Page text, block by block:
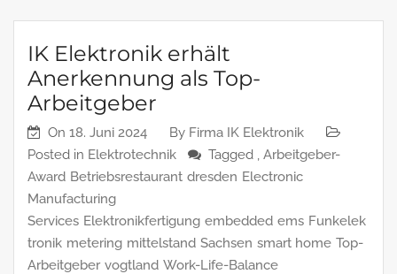
IK Elektronik erhält
Anerkennung als Top-
Arbeitgeber
On 18. Juni 2024 By Firma IK Elektronik
Posted in Elektrotechnik Tagged , Arbeitgeber-
Award Betriebsrestaurant dresden Electronic
Manufacturing
Services Elektronikfertigung embedded ems Funkelek
tronik metering mittelstand Sachsen smart home Top-
Arbeitgeber vogtland Work-Life-Balance